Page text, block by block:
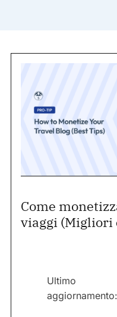
Come
viaggi
Ultimo
aggiornamento: